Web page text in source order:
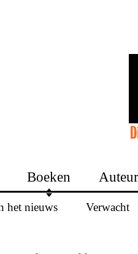
Boeken
het nieuws Verwacht